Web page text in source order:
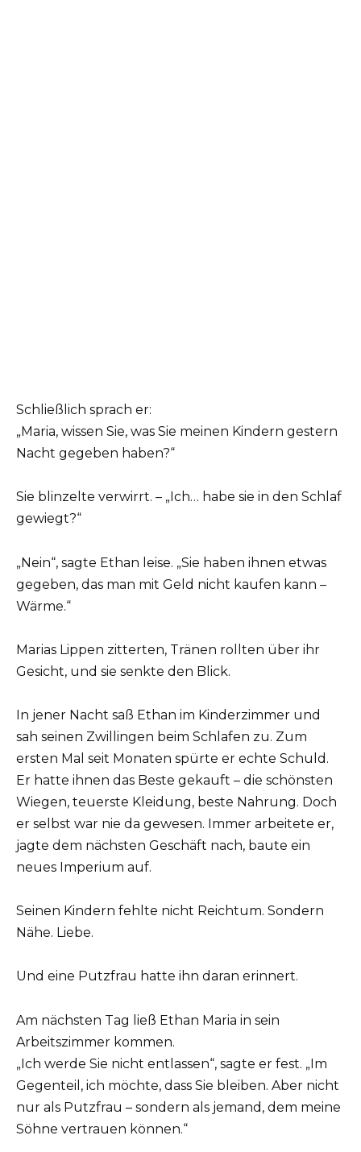
Schließlich sprach er:
„Maria, wissen Sie, was Sie meinen Kindern gestern
Nacht gegeben haben?“
Sie blinzelte verwirrt. – „Ich… habe sie in den Schlaf
gewiegt?“
„Nein“, sagte Ethan leise. „Sie haben ihnen etwas
gegeben, das man mit Geld nicht kaufen kann –
Wärme.“
Marias Lippen zitterten, Tränen rollten über ihr
Gesicht, und sie senkte den Blick.
In jener Nacht saß Ethan im Kinderzimmer und
sah seinen Zwillingen beim Schlafen zu. Zum
ersten Mal seit Monaten spürte er echte Schuld.
Er hatte ihnen das Beste gekauft – die schönsten
Wiegen, teuerste Kleidung, beste Nahrung. Doch
er selbst war nie da gewesen. Immer arbeitete er,
jagte dem nächsten Geschäft nach, baute ein
neues Imperium auf.
Seinen Kindern fehlte nicht Reichtum. Sondern
Nähe. Liebe.
Und eine Putzfrau hatte ihn daran erinnert.
Am nächsten Tag ließ Ethan Maria in sein
Arbeitszimmer kommen.
„Ich werde Sie nicht entlassen“, sagte er fest. „Im
Gegenteil, ich möchte, dass Sie bleiben. Aber nicht
nur als Putzfrau – sondern als jemand, dem meine
Söhne vertrauen können.“